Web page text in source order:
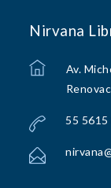
Nirvana
Av.
55